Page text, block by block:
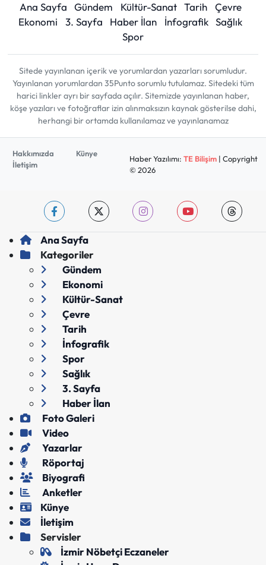
Ana Sayfa Gündem Kültür-Sanat Tarih
Çevre
Ekonomi
3. Sayfa Haber İlan İnfografik Sağlık
Spor
Sitede yayınlanan içerik ve yorumlardan yazarları sorumludur.
Yayınlanan yorumlardan 35Punto sorumlu tutulamaz. Sitedeki tüm
harici linkler ayrı bir sayfada açılır. Sitemizde yayınlanan haber,
köşe yazıları ve fotoğraflar izin alınmaksızın kaynak gösterilse dahi,
herhangi bir ortamda kullanılamaz ve yayınlanamaz
Hakkımızda
Künye
İletişim
Haber Yazılımı: TE Bilişim| Copyright
© 2026
Ana Sayfa
Kategoriler
Gündem
Ekonomi
Kültür-Sanat
Çevre
Tarih
İnfografik
Spor
Sağlık
3. Sayfa
Haber İlan
Foto Galeri
Video
Yazarlar
Röportaj
Biyografi
Anketler
Künye
İletişim
Servisler
İzmir Nöbetçi Eczaneler